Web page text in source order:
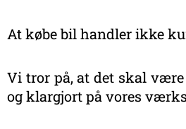
At købe bil handler ikke
Vi tror på, at det skal være
og klargjort på vores